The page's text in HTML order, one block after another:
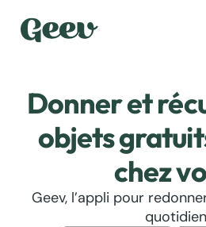
Donner et
objets
chez
Geev, l’appli pour